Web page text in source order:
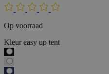
Op voorraad
Kleur easy up tent